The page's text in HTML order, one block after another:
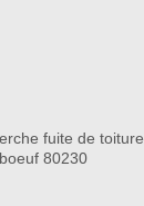
fuite de toiture
80230